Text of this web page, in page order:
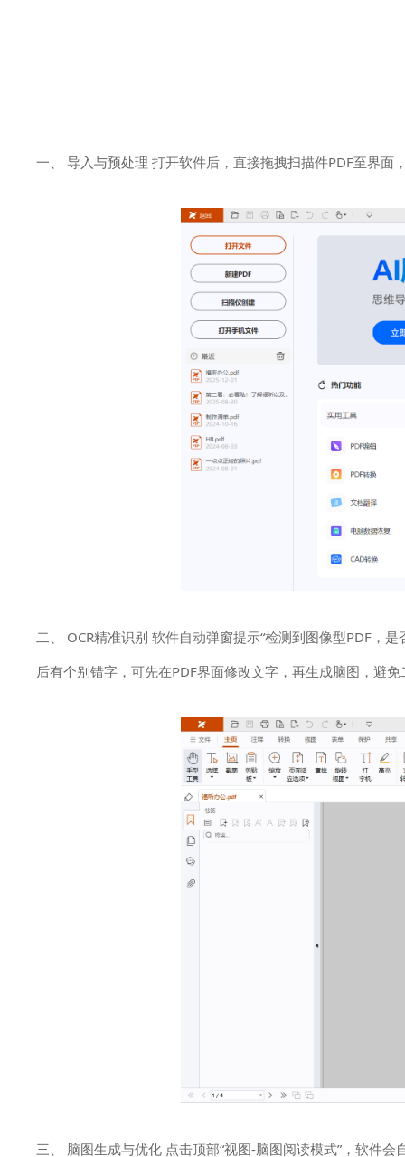
一、 导入与预处理 打开软件后，直接拖拽扫描件PDF至界面
二、 OCR精准识别 软件自动弹窗提示“检测到图像型PDF，
后有个别错字，可先在PDF界面修改文字，再生成脑图，避
三、 脑图生成与优化 点击顶部“视图-脑图阅读模式”，软件